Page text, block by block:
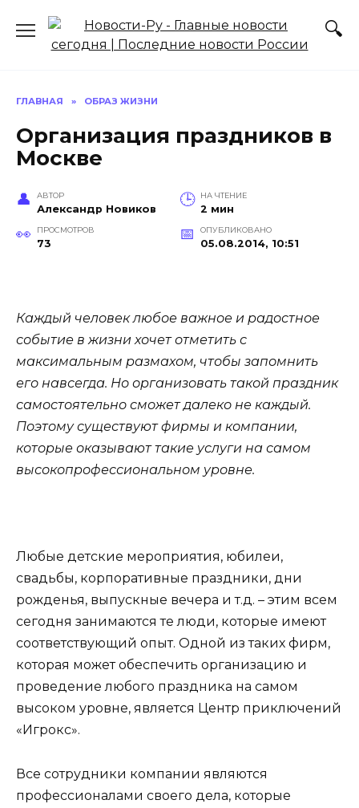
содержанию
ГЛАВНАЯ » ОБРАЗ ЖИЗНИ
Организация праздников в
Москве
АВТОР
Александр Новиков
НА ЧТЕНИЕ
2 мин
ПРОСМОТРОВ
73
ОПУБЛИКОВАНО
05.08.2014, 10:51
Каждый человек любое важное и радостное
событие в жизни хочет отметить с
максимальным размахом, чтобы запомнить
его навсегда. Но организовать такой праздник
самостоятельно сможет далеко не каждый.
Поэтому существуют фирмы и компании,
которые оказывают такие услуги на самом
высокопрофессиональном уровне.
Любые детские мероприятия, юбилеи,
свадьбы, корпоративные праздники, дни
рожденья, выпускные вечера и т.д. – этим всем
сегодня занимаются те люди, которые имеют
соответствующий опыт. Одной из таких фирм,
которая может обеспечить организацию и
проведение любого праздника на самом
высоком уровне, является Центр приключений
«Игрокс».
Все сотрудники компании являются
профессионалами своего дела, которые